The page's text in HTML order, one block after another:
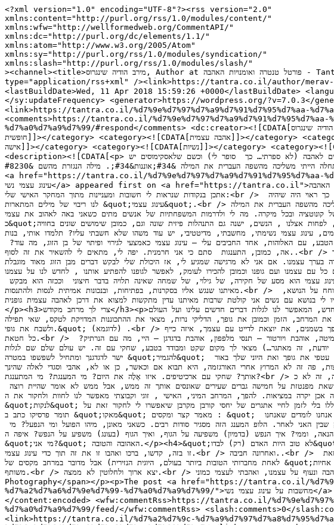
<?xml version="1.0" encoding="UTF-8"?><rss version="2.0"
xmlns:content="http://purl.org/rss/1.0/modules/content/"
xmlns:wfw="http://wellformedweb.org/CommentAPI/"
xmlns:dc="http://purl.org/dc/elements/1.1/"
xmlns:atom="http://www.w3.org/2005/Atom"
xmlns:sy="http://purl.org/rss/1.0/modules/syndication/"
xmlns:slash="http://purl.org/rss/1.0/modules/slash/"
><channel><title>מירב הודיה שינגרוס, Author at פורטל טנטרה ואומנויות האהבה - Tantra</title> <atom:link href="https://tantra.co.il/author/merav-hodaya/feed/" rel="self" type="application/rss+xml" /><link>https://tantra.co.il/author/merav-hodaya/</link> <description>כל מה שרצית לדעת על טנטרה כולל מטפלים, אירועים וסדנאות</description> <lastBuildDate>Wed, 11 Apr 2018 15:59:26 +0000</lastBuildDate> <language>he-IL</language> <sy:updatePeriod> hourly </sy:updatePeriod> <sy:updateFrequency> 1 </sy:updateFrequency> <generator>https://wordpress.org/?v=7.0.3</generator> <item><title>מחשבות על עינוג עצמי נשי</title><link>https://tantra.co.il/%d7%9e%d7%97%d7%a9%d7%91%d7%95%d7%aa-%d7%a2%d7%9c-%d7%a2%d7%99%d7%a0%d7%95%d7%92-%d7%a2%d7%a6%d7%9e%d7%99-%d7%a0%d7%a9%d7%99/</link> <comments>https://tantra.co.il/%d7%9e%d7%97%d7%a9%d7%91%d7%95%d7%aa-%d7%a2%d7%9c-%d7%a2%d7%99%d7%a0%d7%95%d7%92-%d7%a2%d7%a6%d7%9e%d7%99-%d7%a0%d7%a9%d7%99/#respond</comments> <dc:creator><![CDATA[מירב הודיה שינגרוס]]></dc:creator> <pubDate>Tue, 08 Aug 2017 15:29:13 +0000</pubDate> <category><![CDATA[שיחה חופשית]]></category> <category><![CDATA[אהבה עצמית]]></category> <category><![CDATA[אורגזמה]]></category> <category><![CDATA[אורגזמה נשית]]></category> <category><![CDATA[גוף אישה]]></category> <category><![CDATA[נשיות]]></category> <category><![CDATA[עינוג עצמי]]></category> <guid isPermaLink="false">https://tantra.co.il/?p=8240</guid><description><![CDATA[<p>ברשותכן, משתפת אתכן בנקודות שנראות לי חשובות ומעניינות מתוך המחקר האישי שלי: עלה בדעתי שכשם  שיש בסנסקריט כחמישים מילים לאהבה (לא ספרתי… כך  סופר לי) וכשם שלאסקימוסים יש מבחר מילים המתארות שלג, כך ראוי היה שיהיה לנו ריבוי של מילים המתארות &#34;עינוג עצמי&#34;. ובתור התחלה הייתי משליכה מהשפה העברית את המילה &#34;אוננות&#34;. מילה הנגזרת מהשם &#8230;</p><p>The post <a href="https://tantra.co.il/%d7%9e%d7%97%d7%a9%d7%91%d7%95%d7%aa-%d7%a2%d7%9c-%d7%a2%d7%99%d7%a0%d7%95%d7%92-%d7%a2%d7%a6%d7%9e%d7%99-%d7%a0%d7%a9%d7%99/">מחשבות על עינוג עצמי נשי</a> appeared first on <a href="https://tantra.co.il">פורטל טנטרה ואומנויות האהבה - Tantra</a>.</p> ]]></description> <content:encoded><![CDATA[<p>ברשותכן, משתפת אתכן בנקודות שנראות לי חשובות ומעניינות מתוך המחקר האישי שלי:<br /> עלה בדעתי שכשם  שיש בסנסקריט כחמישים מילים לאהבה (לא ספרתי… כך  סופר לי) וכשם שלאסקימוסים יש מבחר מילים המתארות שלג, כך ראוי היה שיהיה לנו ריבוי של מילים המתארות &quot;עינוג עצמי&quot;.<br /> ובתור התחלה הייתי משליכה מהשפה העברית את המילה &quot;אוננות&quot;. מילה הנגזרת מהשם המקראי  אונן, שהיה, להזכירנו, אחד מבניו של יהודה, זה שסירב לעבר את אשתו האלמנה של אחיו בהתאם למסורת היבום שהיתה נהוגה בזמנו, והשחית את זרעו ארצה. בקיצור, פיכסה של קונוטציה ובכל מיקרה. מה לי ולדרמות המשפחתיות של אנשים מתים כשאני באה לאהוב את עצמי?.<br /> יש כ&quot;כ הרבה סוגים שונים של התענגות עצמית, לפחות אצלנו , הנשים, ישנה גם התנהלות פיזית שונה וגם, כמובן שימושים שונים בחוויה.<br /> התענגות דגדגנית, נרתיקית, בנקודה הקדושה (נקודת ה- G ), עםבלי אבזרים, עם זרם מים, עינוג עצמי נשימתי, מחשבתי, מדיטטיבי, יש עוד משהו שלא חשבתי עליו? תלמדו אותי, בנות!<br /> עינוג  עצמי  למטרות &quot;תחזוקה שוטפת&quot;, לפורקן רגשות, כתחליף לכדור שינה, לפולחן של אהבה והוקרה עצמית, עינוג עצמי טקסי כאמצעי למשיכת שפע ובריאת מציאות, כאמצעי לריפוי עצמי ושליחת ריפוי לאחרים, עינוג עצמי כאמצעי למיזוג עם כוחות הטבע, עם האלוהות, אחד החביבים עלי – עינוג עצמי כאמצעי לגירוי ופיתוי של בן הזוג, מה עוד? אה, כמובן, התענגות  סתם כי אני חרמנית. יפה לי, מתאים לי להשאיר את זה לסוף..<br /> ובטח עוד, ועוד.<br /> הפסיכותרפיסטית אסתר פרל,  מחברת הספר &quot;אינטליגנציה ארוטית&quot; טוענת ש&quot;חינוך לארוטיקה הוא חינוך המקדם ערכים של הנאה בזכות עצמה – היכולת ליהנות באמת מהגוף שלנו קשורה להכרה בערך עצמנו. אם אני לא מרגישה שמגיע לי, אז היכולת שלי לבקש דברים מבן הזוג מאוד מוגבלת.&quot;<br /> היכולת שלנו להכיר בערכנו, לחוש עצמנו ראויות  ולהנות מגופנו קשורה קשר הדוק ליכולת שלנו לפתח מערכת יחסים אוהבת קודם כל עם עצמנו ועם גופנו וכמובן להכירו לעומק, לאפשר לגופנו להפתיע אותנו , לחדש לנו על עצמנו.<br /> עינוג עצמי הוא לא (רק) תחליף ליחסי מין , עינוג עצמי הוא קודם כל, כשמו כן הוא, חגיגה  של אהבה עצמית והעמקת הקשר המבורך בננו לבין גופנו, עינוג עצמי הוא מסע של חקירה, של גילוי, של שמחה שאינה תלויה בדבר חיצוני  וככזה הוא מבקש מאיתנו שנגש אליו בסקרנות, בפתיחות, ובנכונות אמיתית לנסות ולהתנסות.<br /> מחקרים סטטיסטים מדברים על עינוג עצמי כחוויה המשותפת למרבית הנשים (89%) ולמרבית הגברים (95%) , ובכל זאת אנחנו ממעטות  לשוחח על הנושא, ומשיחות ודיונים שהיו לי בנושא עם נשים אני קולטת שרבות מאיתנו עדין מתקשות למצוא את דרכן לאהבה עצמית גופנית.<br /> אז ברשותכן, משתפת אתכן בנקודות שנראות לי חשובות ומעניינות מתוך המחקר האישי שלי:</p><p>&nbsp;</p><h3>צרי לך מרחב מקודש</h3><p>טקסים טנטרים, ולמעשה טקסים בכלל, נועדו לקחת את המוכר, המובן מאליו, ולהפכו למרחב חדש, המאפשר לנו לגלות דברים חדשים עלינו ועל העולם.<br /> אחד השלבים החשובים והמהותיים בכל טקס הוא ההכנה לטקס, הכיני את המרחב, הזמן וכמובן את גופך, הדליקי נרות, מצאי את ההתכוננות המדויקת לטקס, שאי תפילה – &quot; לשם ייחוד  קודשא בריך הוא ושכינתיה הנני באה לקיים מצוות בוראתי באהבה להודות, להלל ולשבח את גופי.&quot; (לדוגמא) .<br /> עשי מקלחת או אמבטיה טובה, מרחי גופך בשמנים, את יוצאת לדייט עם עצמך, איזה כייף!<br /> צאי מהשגרה –  כמו בכל מערכת יחסים גם במערכת יחסים עם עצמנו השגרה היא אם כל חטאת.<br /> כולנו יצרנו לנו במהלך החיים דפוסים קבועים לעינוג עצמי, מעולה, זה הזמן לחקור מחוזות חדשים ולהתרחב. את אוהבת במקלחת – לכי למיטה, אוהבת ויורטור – תנסי מלפפון, אוהבת בדגדגן – היי, מה עם הנרתיק? רגילה להתענג לפני השינה? – נסי למצוא לך זמן במשך היום (כן, יודעת, זה מאתגר…) מצאי לך מקום שקט ומבודד בטבע, שחקי עם זה. יש עולם שלם שם לגלות..<br /> ותתנהגי יפה אל עצמך –  תתארי לעצמך שאהובך היה ניגש ישר לדגדגנך ומתחיל לשפשפו במטרה &quot;להגמיר&quot; אותך כמה שיותר מהר… הרי היית עורפת לו את הראש, ובצדק. עשי אהבה עם עצמך, עם כל כולך וכל גופך, לטפי את פניך, ידיך, שדייך, עטפי את גופך ואת היוני שלך באור ואהבה, לטפי עצמך עם בדי משי ונוצות, פה זה לא המרוץ אחרי האורגזמה, היא תבוא אם וכאשר, כן או לא, אהבי וסגדי לאלה שהינך.</p><h4>הזמיני את השיווה הפנימי שלך</h4><p>שחקי איתו, איך זה לענג אותו? שהוא יענג אותך? שחקי עם ארכיטיפים. איזו אֶלָה את היום? מי המענגת? מי המתענגת?<br /> מה שמביא אותי לנושא הפנטזיות –  אז מודה, זה לא כ&quot;כ הקטע שלי כך שאין לי הרבה מה לומר בנושא, ובכל זאת, ענין אחד – אני שומעת מנשים על הרבה בלבול, חשש ואשמה סביב הנושא הזה, אז בואו נבהיר דבר אחד אחת ולתמיד, פנטזיה זה לא שווה ערך למשאלה!! זה שאת מפנטזת על חמישה גברים שעירים שאונסים אותך זה ממש, אבל ממש לא אומר שהיית רוצה שזה אכן יקרה במציאות. להפך, המרחב המיני, האישי , זוגי וקבוצתי מאפשר לנו לחוות ולחקור את ה&quot;חיה&quot; שאנחנו בתוך מרחבים אוהבים ובטוחים. אני מוצאת שדווקא נתינת מקום לפנטזיות אלימות מאפשרות לנו &quot;לנקות&quot; אותם מהמרחבים של מערכות היחסים בנינו. אני יכולה לשחק אם הכמיהות הללו בלי לזמן לחיי אתגרים של יחסי קורבן מקרבן שיאפשרו לי לחקור זאת על  &quot;הבשר&quot;.<br /> עינוג עצמי כמדיטציה –  תומר פרסיקו כתב ב&quot;מאקו&quot; מאמר קצר ומקסים : &quot; יש באוננות משהו שמעמת אותנו עם עצמנו, שפותח לנו הזדמנות ללמוד על עצמנו ועל מה שמניע אותנו, ומאפשר לנו להתקרב לגוף שלנו. אנחנו לומדים שאנחנו יכולים להפיק הנאה מהתכנסות עצמית …אבל יותר מכל נראה לי שאפשר ללמוד מהאוננות על האיזון העדין שבינינו ובין העולם, על קו הגבול הדק שבין האני לאחר. הלופ המענג הזה מסגיר סודות רבים. כשאני מאונן, מיהו הפועל ומי הנפעל? מי מפיק הנאה, וממי? איך הנפש (בדמיון) משפיעה על הגוף, ואיך הגוף (בעונג) משפיע על הנפש? איפה ה&quot;אני&quot; נכנס בתוך המעגל המפותל הזה של היזון חוזר..&quot;  אכן, עינוג עצמי זו הזדמנות מופלאה לתרגול מדיטצית &quot;מי אני?&quot; האהובה והטובה.</p><h4>&quot;לא טוב היות האדם (רק) לבדו&quot;</h4><p>שתפי את אהובייך, עינוג עצמי ממש לא חייב להתרחש לבד ובחדרי חדרים, צרי לכם טקסים של עינוג עצמי משותף, התבוננו זו בזה, קדשו, ברכו ואהבו זו את זה תוך כדי עינוג עצמי.<br /> ואחרונה חביבה..<br /> בשביל מה יש חברות?.. – כן, יודעת, זה לא בשביל כל אחת.. (אווצ', לרגע  ראיתי את הנבוט בראש שהייתי מקבלת עם הייתי מציעה זאת לאחת מחברותי הטובות ביותר בעולם, היוגית הנזירית) אבל מדובר במרחב מקסים של &quot;אחוות אחיות&quot; המאפשר חקירה של אנרגיה מינית שלאו דווקא מתקשרת למשיכה מינית בעלת קוטביות ומאפשרת קירבה והשראה ולימוד משותף.<br /> יצא ארוך ולחלוטין לא ממצה.<br /> שורה תחתונה- הבה ונעוף על עצמנו, ואהבתי לעצמי כמוני..<br /> קישורים –</p><p><span style="font-weight: 400;">צילום:  CC BY 2.0 Aimanness Photography</span></p><p>The post <a href="https://tantra.co.il/%d7%9e%d7%97%d7%a9%d7%91%d7%95%d7%aa-%d7%a2%d7%9c-%d7%a2%d7%99%d7%a0%d7%95%d7%92-%d7%a2%d7%a6%d7%9e%d7%99-%d7%a0%d7%a9%d7%99/">מחשבות על עינוג עצמי נשי</a> appeared first on <a href="https://tantra.co.il">פורטל טנטרה ואומנויות האהבה - Tantra</a>.</p> ]]></content:encoded> <wfw:commentRss>https://tantra.co.il/%d7%9e%d7%97%d7%a9%d7%91%d7%95%d7%aa-%d7%a2%d7%9c-%d7%a2%d7%99%d7%a0%d7%95%d7%92-%d7%a2%d7%a6%d7%9e%d7%99-%d7%a0%d7%a9%d7%99/feed/</wfw:commentRss> <slash:comments>0</slash:comments> </item> <item><title>על שחרור זכרונות רגשיים מהנרתיק</title><link>https://tantra.co.il/%d7%a2%d7%9c-%d7%a9%d7%97%d7%a8%d7%95%d7%a8-%d7%96%d7%9b%d7%a8%d7%95%d7%a0%d7%95%d7%aa-%d7%a8%d7%92%d7%a9%d7%99%d7%99%d7%9d-%d7%9e%d7%94%d7%a0%d7%a8%d7%aa%d7%99%d7%a7/</link> <comments>https://tantra.co.il/%d7%a2%d7%9c-%d7%a9%d7%97%d7%a8%d7%95%d7%a8-%d7%96%d7%9b%d7%a8%d7%95%d7%a0%d7%95%d7%aa-%d7%a8%d7%92%d7%a9%d7%99%d7%99%d7%9d-%d7%9e%d7%94%d7%a0%d7%a8%d7%aa%d7%99%d7%a7/#respond</comments> <dc:creator><![CDATA[מירב הודיה שינגרוס]]></dc:creator> <pubDate>Tue, 23 May 2017 13:18:03 +0000</pubDate> <category><![CDATA[ללא קטגוריה]]></category> <category><![CDATA[הסרת שיריון]]></category> <category><![CDATA[עבודת צל]]></category> <guid isPermaLink="false">https://tantra.co.il/?p=8369</guid><description><![CDATA[<p>לפני מספר ימים ביקרתי חברה יקרה, אימא טרייה לתינוקת מקסימה. במהלך הביקור יצא לי לצפו